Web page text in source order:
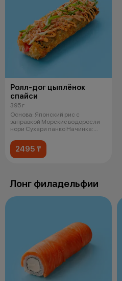
Ролл-дог цыплёнок
спайси
395 г
Основа: Японский рис с
заправкой Морские водоросли
нори Сухари панко Начинка:
2495 ₸
Лонг филадельфии